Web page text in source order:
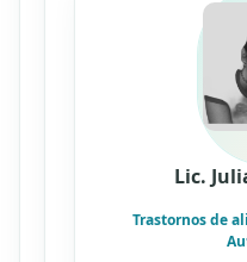
Lic.
Trastornos de